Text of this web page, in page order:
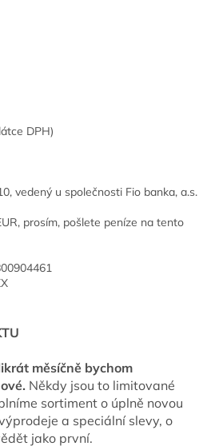
DPH)
vedený u společnosti Fio banka, a.s.
prosím, pošlete peníze na tento
měsíčně bychom
Někdy jsou to limitované
sortiment o úplně novou
a speciální slevy, o
jako první.